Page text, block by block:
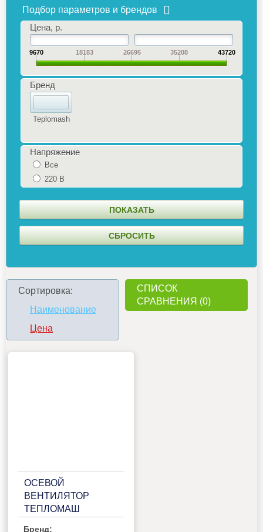
Подбор параметров и брендов
Цена, р.
9670 18183 26695 35208 43720
Бренд
Teplomash
Напряжение
Все
220 В
Сортировка:
Наименование
Цена
СПИСОК
СРАВНЕНИЯ (0)
ОСЕВОЙ
ВЕНТИЛЯТОР
ТЕПЛОМАШ
Бренд: